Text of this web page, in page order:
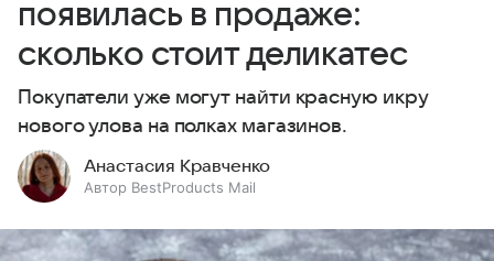
появилась в продаже:
сколько стоит деликатес
Покупатели уже могут найти красную икру
нового улова на полках магазинов.
Анастасия Кравченко
Автор BestProducts Mail